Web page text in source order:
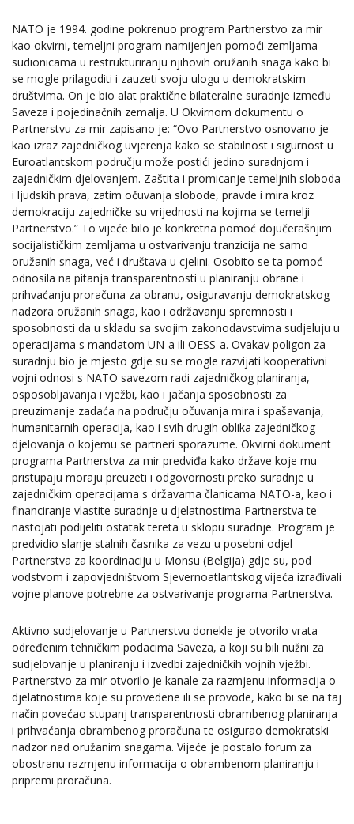
NATO je 1994. godine pokrenuo program Partnerstvo za mir
kao okvirni, temeljni program namijenjen pomoći zemljama
sudionicama u restrukturiranju njihovih oružanih snaga kako bi
se mogle prilagoditi i zauzeti svoju ulogu u demokratskim
društvima. On je bio alat praktične bilateralne suradnje između
Saveza i pojedinačnih zemalja. U Okvirnom dokumentu o
Partnerstvu za mir zapisano je: “Ovo Partnerstvo osnovano je
kao izraz zajedničkog uvjerenja kako se stabilnost i sigurnost u
Euroatlantskom području može postići jedino suradnjom i
zajedničkim djelovanjem. Zaštita i promicanje temeljnih sloboda
i ljudskih prava, zatim očuvanja slobode, pravde i mira kroz
demokraciju zajedničke su vrijednosti na kojima se temelji
Partnerstvo.” To vijeće bilo je konkretna pomoć dojučerašnjim
socijalističkim zemljama u ostvarivanju tranzicija ne samo
oružanih snaga, već i društava u cjelini. Osobito se ta pomoć
odnosila na pitanja transparentnosti u planiranju obrane i
prihvaćanju proračuna za obranu, osiguravanju demokratskog
nadzora oružanih snaga, kao i održavanju spremnosti i
sposobnosti da u skladu sa svojim zakonodavstvima sudjeluju u
operacijama s mandatom UN-a ili OESS-a. Ovakav poligon za
suradnju bio je mjesto gdje su se mogle razvijati kooperativni
vojni odnosi s NATO savezom radi zajedničkog planiranja,
osposobljavanja i vježbi, kao i jačanja sposobnosti za
preuzimanje zadaća na području očuvanja mira i spašavanja,
humanitarnih operacija, kao i svih drugih oblika zajedničkog
djelovanja o kojemu se partneri sporazume. Okvirni dokument
programa Partnerstva za mir predviđa kako države koje mu
pristupaju moraju preuzeti i odgovornosti preko suradnje u
zajedničkim operacijama s državama članicama NATO-a, kao i
financiranje vlastite suradnje u djelatnostima Partnerstva te
nastojati podijeliti ostatak tereta u sklopu suradnje. Program je
predvidio slanje stalnih časnika za vezu u posebni odjel
Partnerstva za koordinaciju u Monsu (Belgija) gdje su, pod
vodstvom i zapovjedništvom Sjevernoatlantskog vijeća izrađivali
vojne planove potrebne za ostvarivanje programa Partnerstva.
Aktivno sudjelovanje u Partnerstvu donekle je otvorilo vrata
određenim tehničkim podacima Saveza, a koji su bili nužni za
sudjelovanje u planiranju i izvedbi zajedničkih vojnih vježbi.
Partnerstvo za mir otvorilo je kanale za razmjenu informacija o
djelatnostima koje su provedene ili se provode, kako bi se na taj
način povećao stupanj transparentnosti obrambenog planiranja
i prihvaćanja obrambenog proračuna te osigurao demokratski
nadzor nad oružanim snagama. Vijeće je postalo forum za
obostranu razmjenu informacija o obrambenom planiranju i
pripremi proračuna.